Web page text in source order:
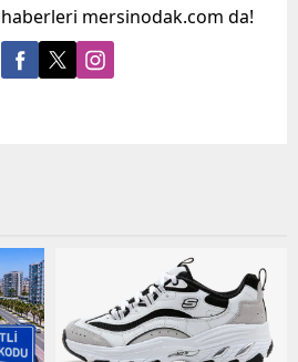
haberleri mersinodak.com da!